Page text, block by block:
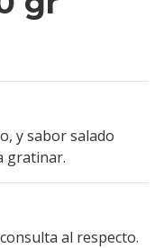
y sabor salado
gratinar.
al respecto.